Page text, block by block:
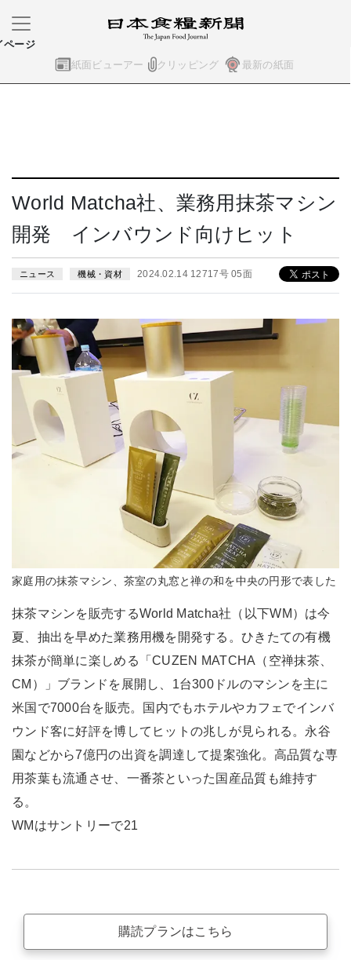
紙面ビューアー クリッピング 最新の紙面
ページ
World Matcha社、業務用抹茶マシン
開発 インバウンド向けヒット
ニュース 機械・資材 2024.02.14 12717号 05面
家庭用の抹茶マシン、茶室の丸窓と禅の和を中央の円形で表した
抹茶マシンを販売するWorld Matcha社（以下WM）は今
夏、抽出を早めた業務用機を開発する。ひきたての有機
抹茶が簡単に楽しめる「CUZEN MATCHA（空禅抹茶、
CM）」ブランドを展開し、1台300ドルのマシンを主に
米国で7000台を販売。国内でもホテルやカフェでインバ
ウンド客に好評を博してヒットの兆しが見られる。永谷
園などから7億円の出資を調達して提案強化。高品質な専
用茶葉も流通させ、一番茶といった国産品質も維持す
る。
WMはサントリーで21
購読プランはこちら